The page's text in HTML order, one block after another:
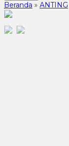
Beranda » ANTING